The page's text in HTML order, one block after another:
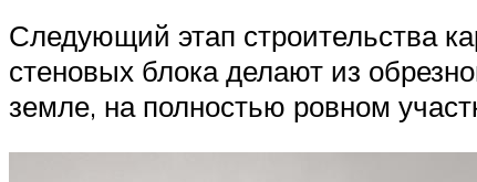
Следующий этап строительства
стеновых блока делают из
земле, на полностью ровном